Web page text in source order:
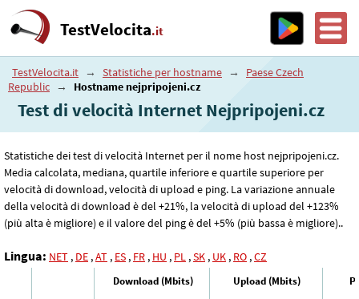
TestVelocita.it
TestVelocita.it → Statistiche per hostname →
Paese Czech
Republic → Hostname nejpripojeni.cz
Test di velocità Internet Nejpripojeni.cz
Statistiche dei test di velocità Internet per il nome host nejpripojeni.cz.
Media calcolata, mediana, quartile inferiore e quartile superiore per
velocità di download, velocità di upload e ping. La variazione annuale
della velocità di download è del +21%, la velocità di upload del +123%
(più alta è migliore) e il valore del ping è del +5% (più bassa è migliore)..
Lingua: NET , DE ,AT , ES , FR , HU , PL ,SK , UK , RO ,CZ
Download (Mbits) Upload (Mbits)